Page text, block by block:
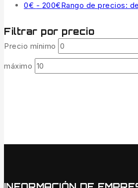
0€ - 200€Rango de precios:
Filtrar por precio
Precio mínimo
máximo